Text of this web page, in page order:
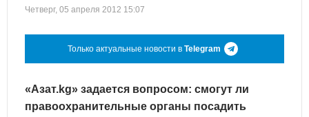
Четверг, 05 апреля 2012 15:07
Только актуальные новости в Telegram
«Азат.kg» задается вопросом: смогут ли
правоохранительные органы посадить